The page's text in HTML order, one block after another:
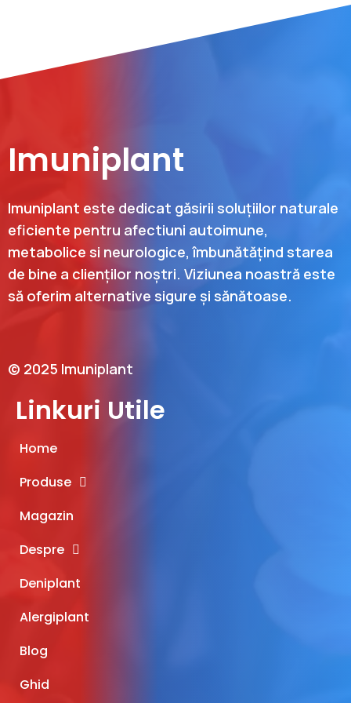
Imuniplant
Imuniplant este dedicat găsirii soluțiilor naturale
eficiente pentru afectiuni autoimune,
metabolice si neurologice, îmbunătățind starea
de bine a clienților noștri. Viziunea noastră este
să oferim alternative sigure și sănătoase.
© 2025 Imuniplant
Linkuri Utile
Home
Produse
Magazin
Despre
Deniplant
Alergiplant
Blog
Ghid